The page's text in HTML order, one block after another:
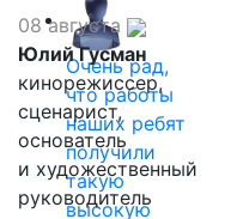
Очень рад,
что работы
наших ребят
получили
такую
высокую
08 августа
Юлий Гусман
кинорежиссер,
сценарист,
основатель
и художественный
руководитель